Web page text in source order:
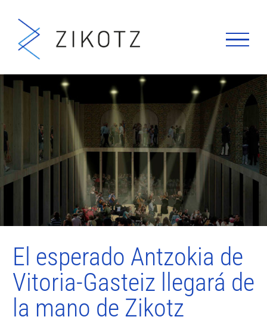
contenido
El esperado Antzokia de
Vitoria-Gasteiz llegará de
la mano de Zikotz